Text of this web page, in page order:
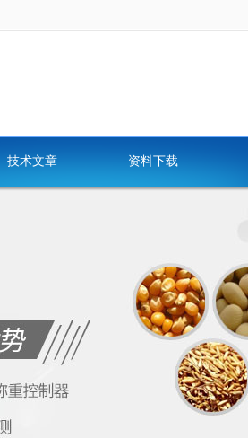
技术文章 资料下载